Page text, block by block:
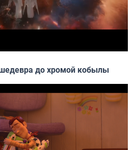
до хромой кобылы